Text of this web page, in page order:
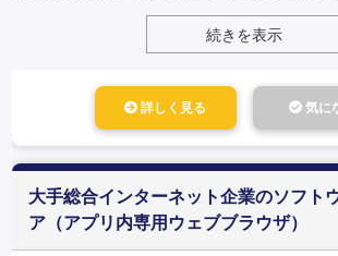
続きを表示
詳しく見る 気に
大手総合インターネット企業のソフト
ア（アプリ内専用ウェブブラウザ）